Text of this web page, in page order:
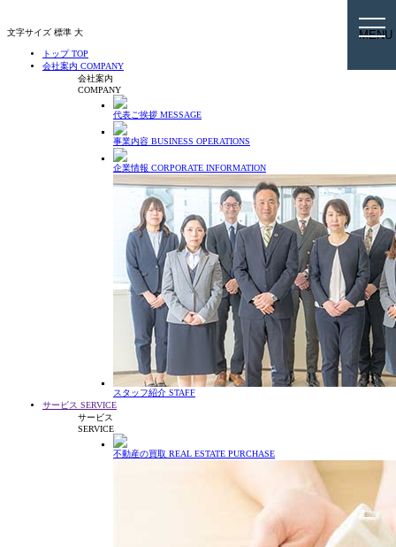
文字サイズ 標準 大
トップ TOP
会社案内 COMPANY
会社案内
COMPANY
代表ご挨拶 MESSAGE
事業内容 BUSINESS OPERATIONS
企業情報 CORPORATE INFORMATION
スタッフ紹介 STAFF
サービス SERVICE
サービス
SERVICE
不動産の買取 REAL ESTATE PURCHASE
MENU